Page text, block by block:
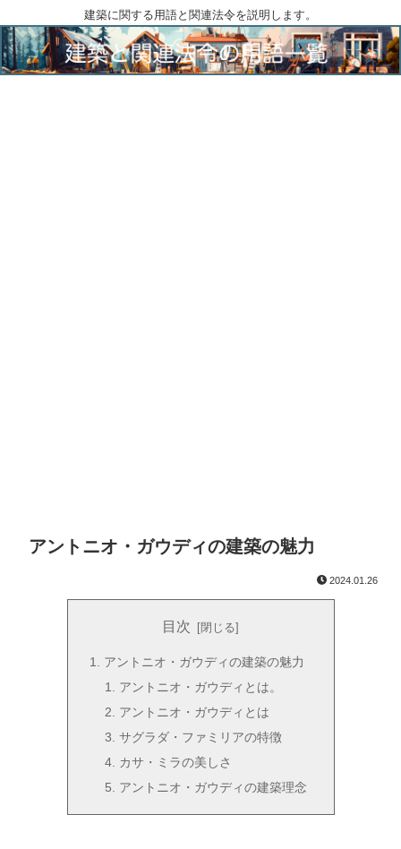
建築に関する用語と関連法令を説明します。
アントニオ・ガウディの建築の魅力
2024.01.26
目次
アントニオ・ガウディの建築の魅力
アントニオ・ガウディとは。
アントニオ・ガウディとは
サグラダ・ファミリアの特徴
カサ・ミラの美しさ
アントニオ・ガウディの建築理念